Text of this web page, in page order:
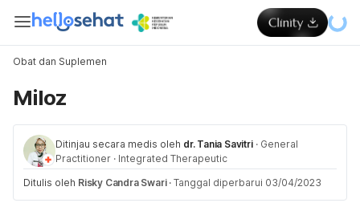
Obat dan Suplemen
Miloz
Ditinjau secara medis oleh dr. Tania Savitri · General
Practitioner · Integrated Therapeutic
Ditulis oleh Risky Candra Swari · Tanggal diperbarui 03/04/2023